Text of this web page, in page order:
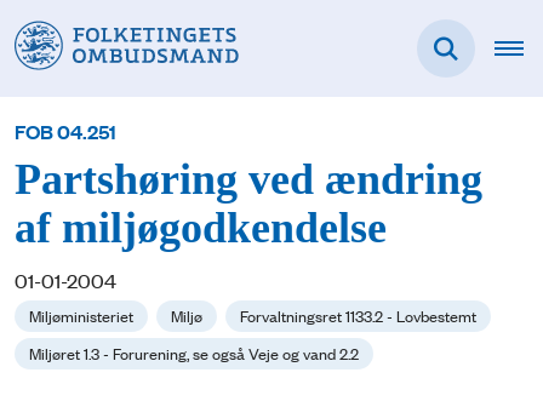
FOB 04.251
Partshøring ved ændring
af miljøgodkendelse
01-01-2004
Miljøministeriet Miljø
Forvaltningsret 1133.2 - Lovbestemt
Miljøret 1.3 - Forurening, se også Veje og vand 2.2